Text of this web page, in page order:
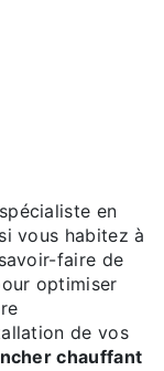
en
vous habitez à
faire de
optimiser
de vos
chauffant